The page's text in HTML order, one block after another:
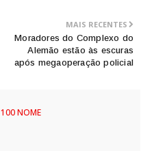
MAIS RECENTES
Moradores do Complexo do
Alemão estão às escuras
após megaoperação policial
100 NOME